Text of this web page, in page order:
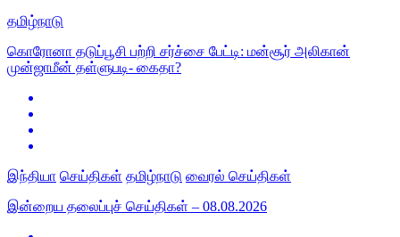
தமிழ்நாடு
கொரோனா தடுப்பூசி பற்றி சர்ச்சை பேட்டி: மன்சூர் அலிகான்
முன்ஜாமீன் தள்ளுபடி- கைதா?
இந்தியா செய்திகள் தமிழ்நாடு வைரல் செய்திகள்
இன்றைய தலைப்புச் செய்திகள் – 08.08.2026